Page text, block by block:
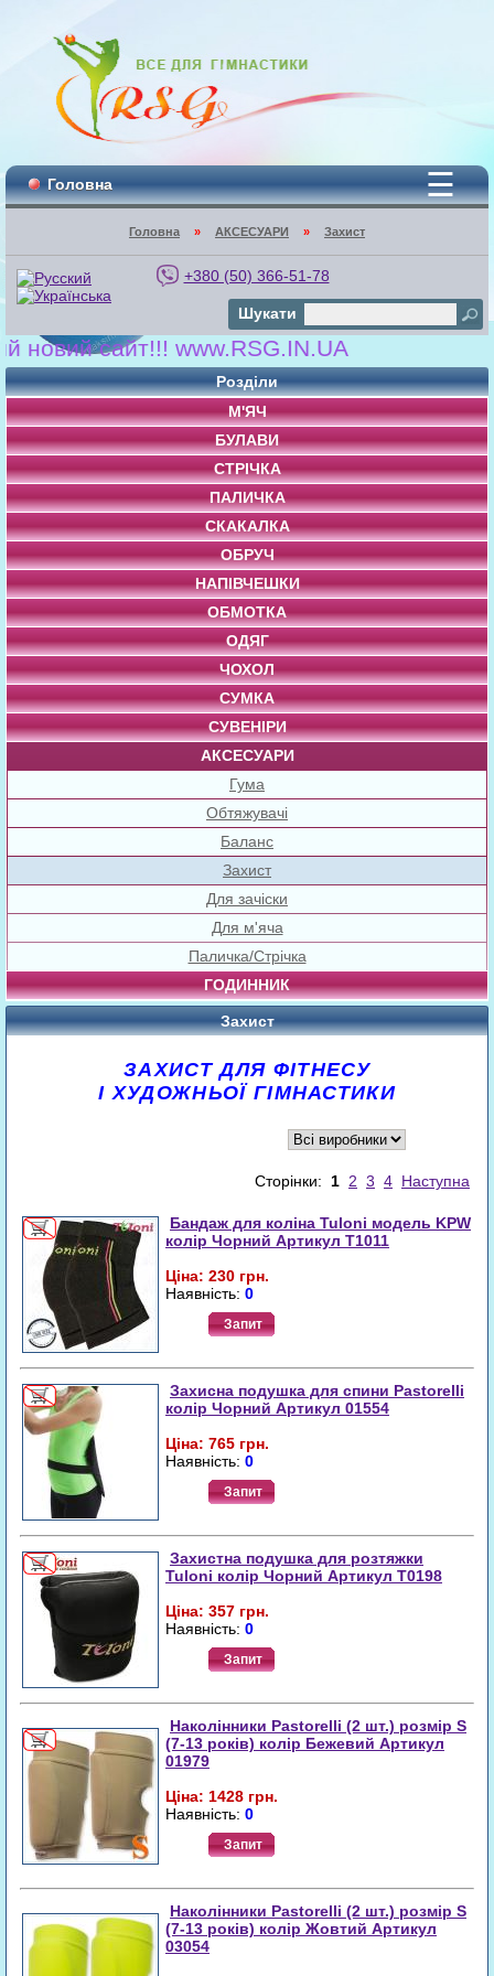
Головна ☰
Головна » АКСЕСУАРИ » Захист
+380 (50) 366-51-78
Шукати
сайт!!! www.RSG.IN.UA
Розділи
М'ЯЧ
БУЛАВИ
СТРІЧКА
ПАЛИЧКА
СКАКАЛКА
ОБРУЧ
НАПІВЧЕШКИ
ОБМОТКА
ОДЯГ
ЧОХОЛ
СУМКА
СУВЕНІРИ
АКСЕСУАРИ
Гума
Обтяжувачі
Баланс
Захист
Для зачіски
Для м'яча
Паличка/Стрічка
ГОДИННИК
Захист
ЗАХИСТ ДЛЯ ФІТНЕСУ
ІХУДОЖНЬОЇ ГІМНАСТИКИ
Сторінки: 1 2 3 4 Наступна
Бандаж для коліна Tuloni модель KPW
колір Чорний Артикул T1011
Ціна: 230 грн.
Наявність: 0
Запит
Захисна подушка для спини Pastorelli
колір Чорний Артикул 01554
Ціна: 765 грн.
Наявність: 0
Запит
Захистна подушка для розтяжки
Tuloni колір Чорний Артикул T0198
Ціна: 357 грн.
Наявність: 0
Запит
Наколінники Pastorelli (2 шт.) розмір S
(7-13 років) колір Бежевий Артикул
01979
Ціна: 1428 грн.
Наявність: 0
Запит
Наколінники Pastorelli (2 шт.) розмір S
(7-13 років) колір Жовтий Артикул
03054